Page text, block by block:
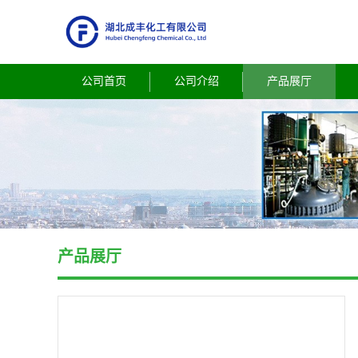
公司首页 公司介绍 产品展厅
产品展厅